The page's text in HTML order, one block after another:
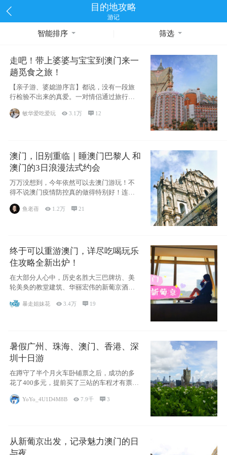
目的地攻略
游记
智能排序 筛选
走吧！带上婆婆与宝宝到澳门来一
趟觅食之旅！
【亲子游、婆媳游序言】都说，没有一段旅
行检验不出来的真爱。一对情侣通过旅行的
相处能够
敏华爱吃爱玩  3.1万  12
澳门，旧别重临｜睡澳门巴黎人 和
澳门的3日浪漫法式约会
万万没想到，今年依然可以去澳门游玩！不
得不说澳门疫情防控真的做得特别好！连续
鱼老蓓  1.2万 21
终于可以重游澳门，详尽吃喝玩乐
住攻略全新出炉！
在大部分人心中，历史名胜大三巴牌坊、美
轮美奂的教堂建筑、华丽宏伟的新葡京酒
暴走姐妹花 3.4万  19
暑假广州、珠海、澳门、香港、深
圳十日游
在蹲守了半个月火车卧铺票之后，成功的多
花了400多元，提前买了三站的车程才有票并
YoYo_4U1D4M8B 7.9千  3
从新葡京出发，记录魅力澳门的日